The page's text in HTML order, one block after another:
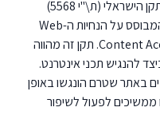
אנו שואפים שהאתר יעמוד בדרישות התקן הישראלי (ת\"י 5568)
לנגישות תכנים באינטרנט ברמה AA, המבוסס על הנחיות ה-Web
Content Accessibility Guidelines (WCAG) 2.1. תקן זה מהווה
להנגיש תכני אינטרנט.
באתר שטרם הונגשו באופן
לפעול לשיפור